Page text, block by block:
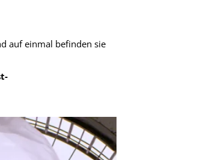
auf einmal befinden sie